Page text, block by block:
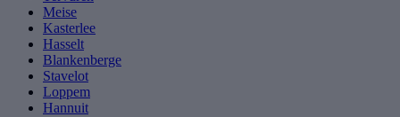
Meise
Kasterlee
Hasselt
Blankenberge
Stavelot
Loppem
Hannuit